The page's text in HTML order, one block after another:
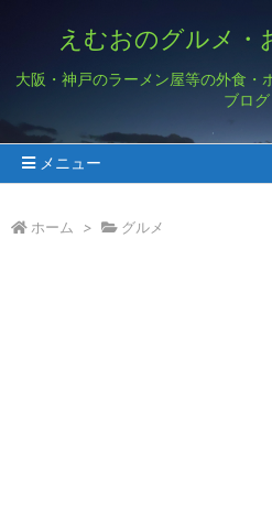
えむおのグルメ・
大阪・神戸のラーメン屋等の外食・
ブログ
メニュー
ホーム > グルメ